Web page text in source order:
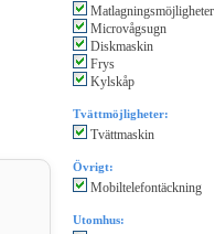
Matlagningsmöjligheter
Microvågsugn
Diskmaskin
Frys
Kylskåp
Tvättmöjligheter:
Tvättmaskin
Övrigt:
Mobiltelefontäckning
Utomhus: